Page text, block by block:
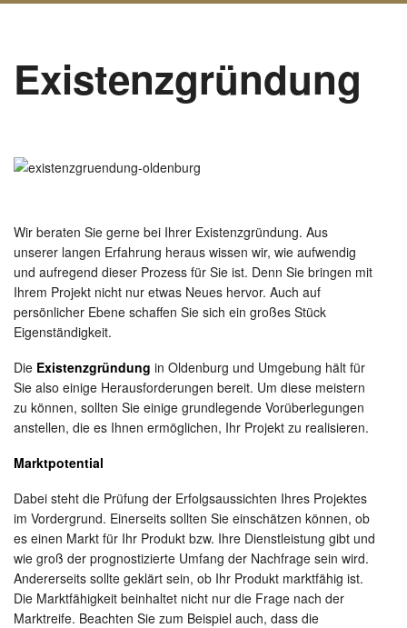
Existenzgründung
Wir beraten Sie gerne bei Ihrer Existenzgründung. Aus
unserer langen Erfahrung heraus wissen wir, wie aufwendig
und aufregend dieser Prozess für Sie ist. Denn Sie bringen mit
Ihrem Projekt nicht nur etwas Neues hervor. Auch auf
persönlicher Ebene schaffen Sie sich ein großes Stück
Eigenständigkeit.
Die Existenzgründung in Oldenburg und Umgebung hält für
Sie also einige Herausforderungen bereit. Um diese meistern
zu können, sollten Sie einige grundlegende Vorüberlegungen
anstellen, die es Ihnen ermöglichen, Ihr Projekt zu realisieren.
Marktpotential
Dabei steht die Prüfung der Erfolgsaussichten Ihres Projektes
im Vordergrund. Einerseits sollten Sie einschätzen können, ob
es einen Markt für Ihr Produkt bzw. Ihre Dienstleistung gibt und
wie groß der prognostizierte Umfang der Nachfrage sein wird.
Andererseits sollte geklärt sein, ob Ihr Produkt marktfähig ist.
Die Marktfähigkeit beinhaltet nicht nur die Frage nach der
Marktreife. Beachten Sie zum Beispiel auch, dass die